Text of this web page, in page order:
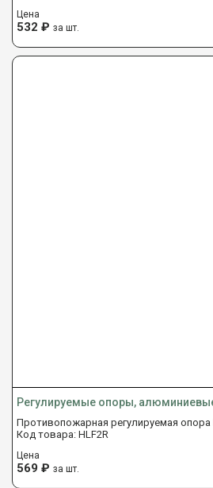
Цена
532 ₽ за шт.
Регулируемые опоры,
Противопожарная регулируемая опора
Код товара: HLF2R
Цена
569 ₽ за шт.